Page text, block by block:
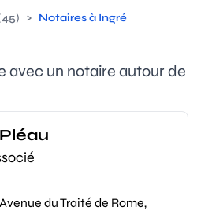
> Notaires à Ingré
avec un notaire autour de
du Traité de Rome,